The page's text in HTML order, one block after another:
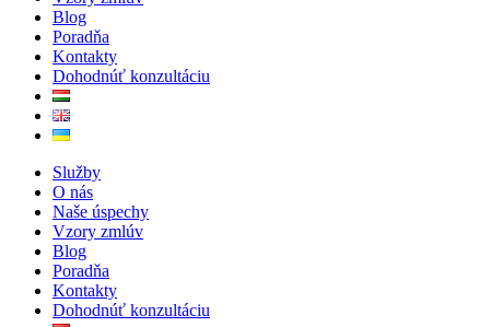
Blog
Poradňa
Kontakty
Dohodnúť konzultáciu
Služby
O nás
Naše úspechy
Vzory zmlúv
Blog
Poradňa
Kontakty
Dohodnúť konzultáciu